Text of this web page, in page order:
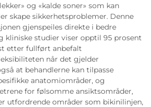
og «kalde soner» som kan
skape sikkerhetsproblemer. Denne
gjenspeiles direkte i bedre
kliniske studier viser opptil 95 prosent
etter fullført anbefalt
når det gjelder
at behandlerne kan tilpasse
anatomiområder, og
for følsomme ansiktsområder,
utfordrende områder som bikinilinjen,